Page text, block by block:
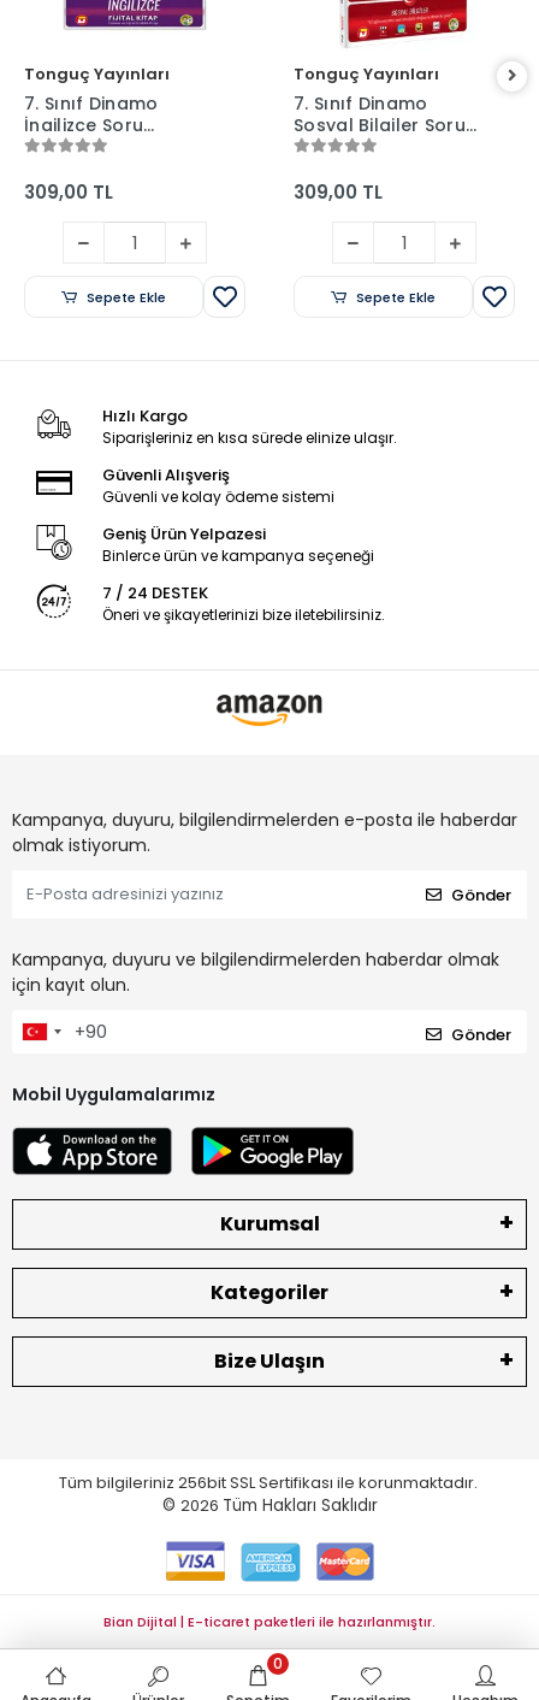
Tonguç Yayınları
7. Sınıf Dinamo
İngilizce Soru
Bankası - Tonguç
309,00 TL
Sepete Ekle
Tonguç Yayınları
7. Sınıf Dinamo
Sosyal Bilgiler Soru
Bankası - Tonguç
309,00 TL
Sepete Ekle
Hızlı Kargo
Siparişleriniz en kısa sürede elinize ulaşır.
Güvenli Alışveriş
Güvenli ve kolay ödeme sistemi
Geniş Ürün Yelpazesi
Binlerce ürün ve kampanya seçeneği
7 / 24 DESTEK
Öneri ve şikayetlerinizi bize iletebilirsiniz.
Kampanya, duyuru, bilgilendirmelerden e-posta ile haberdar
olmak istiyorum.
Gönder
Kampanya, duyuru ve bilgilendirmelerden haberdar olmak
için kayıt olun.
Gönder
Mobil Uygulamalarımız
Kurumsal
Kategoriler
Bize Ulaşın
Tüm bilgileriniz 256bit SSL Sertifikası ile korunmaktadır.
© 2026 Tüm Hakları Saklıdır
0
Bian Dijital | E-ticaret paketleri ile hazırlanmıştır.